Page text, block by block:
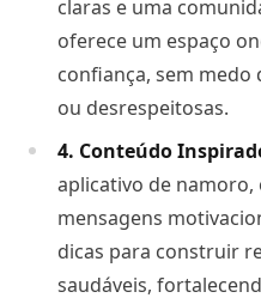
claras e uma
oferece um espaço
confiança, sem medo
ou desrespeitosas.
4. Conteúdo
aplicativo de namoro,
mensagens
dicas para construir
saudáveis,